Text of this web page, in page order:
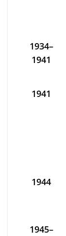
1934–
1941
1941
1944
1945–